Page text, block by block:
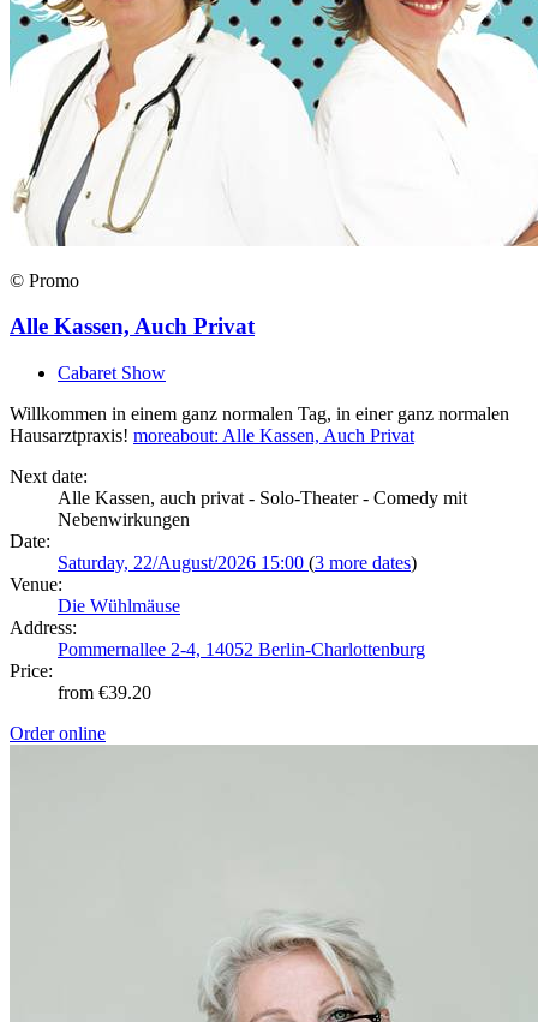
© Promo
Alle Kassen, Auch Privat
Cabaret Show
Willkommen in einem ganz normalen Tag, in einer ganz normalen
Hausarztpraxis! moreabout: Alle Kassen, Auch Privat
Next date:
Alle Kassen, auch privat - Solo-Theater - Comedy mit
Nebenwirkungen
Date:
Saturday, 22/August/2026 15:00 (3 more dates)
Venue:
Die Wühlmäuse
Address:
Pommernallee 2-4, 14052 Berlin-Charlottenburg
Price:
from €39.20
Order online